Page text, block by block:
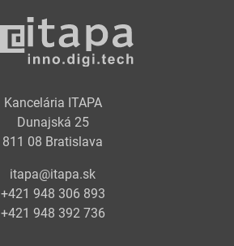
Kancelária ITAPA
Dunajská 25
811 08 Bratislava
itapa@itapa.sk
+421 948 306 893
+421 948 392 736